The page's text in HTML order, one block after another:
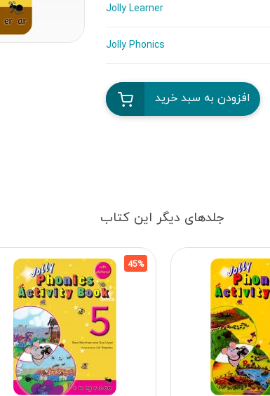
Jolly Learner
Jolly Phonics
افزودن به سبد خرید
جلدهای دیگر این کتاب
45%